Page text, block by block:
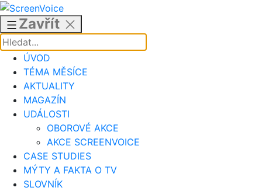
Přejít
obsahu
Zavřít
ÚVOD
TÉMA MĚSÍCE
AKTUALITY
MAGAZÍN
UDÁLOSTI
OBOROVÉ AKCE
AKCE SCREENVOICE
CASE STUDIES
MÝTY A FAKTA O TV
SLOVNÍK